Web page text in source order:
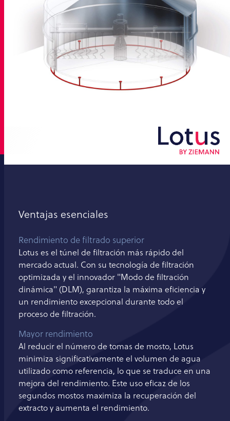
Ventajas esenciales
Rendimiento de filtrado superior
Lotus es el túnel de filtración más rápido del
mercado actual. Con su tecnología de filtración
optimizada y el innovador "Modo de filtración
dinámica" (DLM), garantiza la máxima eficiencia y
un rendimiento excepcional durante todo el
proceso de filtración.
Mayor rendimiento
Al reducir el número de tomas de mosto, Lotus
minimiza significativamente el volumen de agua
utilizado como referencia, lo que se traduce en una
mejora del rendimiento. Este uso eficaz de los
segundos mostos maximiza la recuperación del
extracto y aumenta el rendimiento.